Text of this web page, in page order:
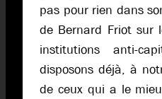
pas pour rien dans
de Bernard Friot sur
institutions anti-
disposons déjà, à
de ceux qui a le